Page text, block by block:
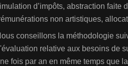
d’impôts, abstraction faite
non artistiques,
conseillons la méthodologie
relative aux besoins de
fois par an en même temps que